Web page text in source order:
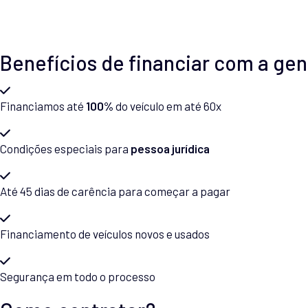
Benefícios de financiar com a
Financiamos até 100% do veículo em até 60x
Condições especiais para pessoa jurídica
Até 45 dias de carência para começar a pagar
Financiamento de veículos novos e usados
Segurança em todo o processo